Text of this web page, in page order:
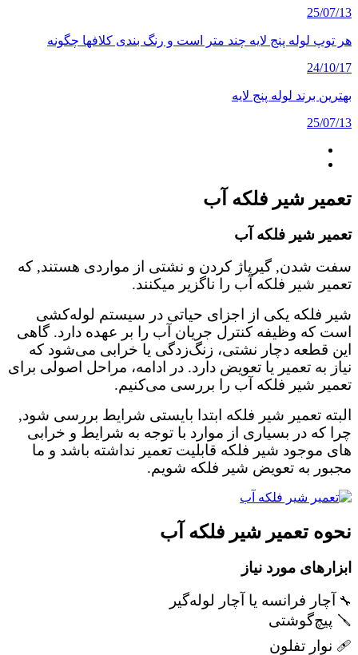
25/07/13
هر توپ لوله پنج لایه چند متر است و رنگ بندی کلافها چگونه
24/10/17
بهترین برند لوله پنج لایه
25/07/13
تعمیر شیر فلکه آب
تعمیر شیر فلکه آب
سفت شدن, گیرپاژ کردن و نشتی از مواردی هستند, که
تعمیر شیر فلکه آب را ناگزیر میکنند.
شیر فلکه یکی از اجزای حیاتی در سیستم لوله‌کشی
است که وظیفه کنترل جریان آب را بر عهده دارد. گاهی
این قطعه دچار نشتی، زنگ‌زدگی یا خرابی می‌شود که
نیاز به تعمیر یا تعویض دارد. در ادامه، مراحل اصولی برای
تعمیر شیر فلکه آب را بررسی می‌کنیم.
البته تعمیر شیر فلکه ابتدا بایستی شرایط بررسی شود,
چرا که در بسیاری از موارد با توجه به شرایط و خرابی
های موجود شیر فلکه قابلیت تعمیر نداشته باشد و ما
مجبور به تعویض شیر فلکه شویم.
نحوه تعمیر شیر فلکه آب
ابزارهای مورد نیاز
🔧
آچار فرانسه یا آچار لوله‌گیر
🪛 پیچ‌گوشتی
🩹 نوار تفلون